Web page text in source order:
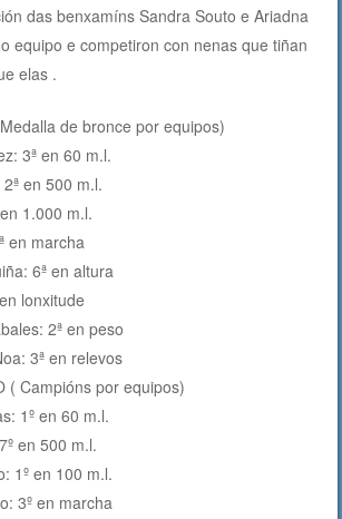
das benxamíns Sandra Souto e Ariadna
equipo e competiron con nenas que tiñan
elas .
de bronce por equipos)
3ª en 60 m.l.
en 500 m.l.
1.000 m.l.
en marcha
6ª en altura
lonxitude
2ª en peso
3ª en relevos
( Campións por equipos)
1º en 60 m.l.
en 500 m.l.
1º en 100 m.l.
3º en marcha